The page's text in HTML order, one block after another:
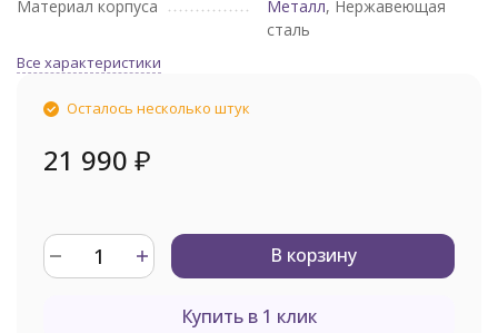
Материал корпуса
Металл, Нержавеющая
сталь
Все характеристики
Осталось несколько штук
21 990 ₽
В корзину
Купить в 1 клик